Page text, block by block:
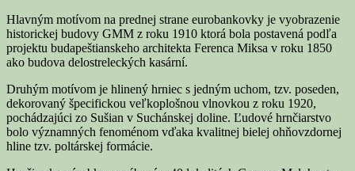
Hlavným motívom na prednej strane eurobankovky je vyobrazenie
historickej budovy GMM z roku 1910 ktorá bola postavená podľa
projektu budapeštianskeho architekta Ferenca Miksa v roku 1850
ako budova delostreleckých kasární.
Druhým motívom je hlinený hrniec s jedným uchom, tzv. poseden,
dekorovaný špecifickou veľkoplošnou vlnovkou z roku 1920,
pochádzajúci zo Sušian v Suchánskej doline. Ľudové hrnčiarstvo
bolo významných fenoménom vďaka kvalitnej bielej ohňovzdornej
hline tzv. poltárskej formácie.